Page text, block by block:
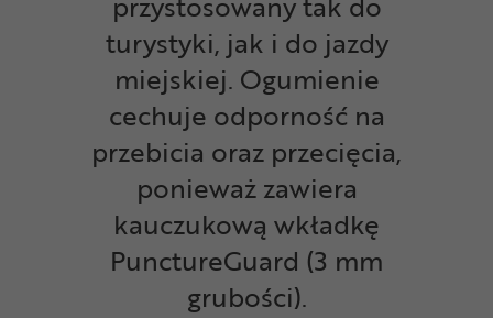
turystyki, jak i do jazdy
miejskiej. Ogumienie
cechuje odporność na
przebicia oraz przecięcia,
ponieważ zawiera
kauczukową wkładkę
PunctureGuard (3 mm
grubości).